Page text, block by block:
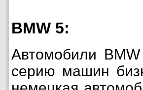
BMW 5:
Автомобили
серию машин